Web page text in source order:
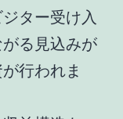
ター受け入
る見込みが
行われま